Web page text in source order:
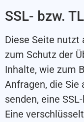
SSL- bzw.
Diese Seite nutzt
zum Schutz der
Inhalte, wie zum
Anfragen, die Sie
senden, eine
Eine